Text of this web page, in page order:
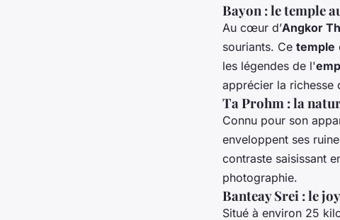
Bayon : le temple
Au cœur d’Angkor
souriants. Ce temple
les légendes de l'
apprécier la richesse
Ta Prohm : la
Connu pour son
enveloppent ses
contraste saisissant
photographie.
Banteay Srei : le
Situé à environ 25